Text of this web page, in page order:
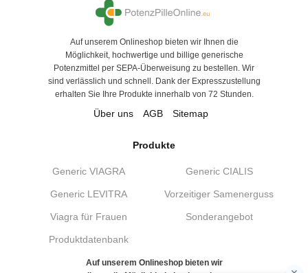
Auf unserem Onlineshop bieten wir Ihnen die
Möglichkeit, hochwertige und billige generische
Potenzmittel per SEPA-Überweisung zu bestellen. Wir
sind verlässlich und schnell. Dank der Expresszustellung
erhalten Sie Ihre Produkte innerhalb von 72 Stunden.
Über uns AGB Sitemap
Produkte
Generic VIAGRA Generic CIALIS
Generic LEVITRA Vorzeitiger Samenerguss
Viagra für Frauen Sonderangebot
Produktdatenbank
Auf unserem Onlineshop bieten wir